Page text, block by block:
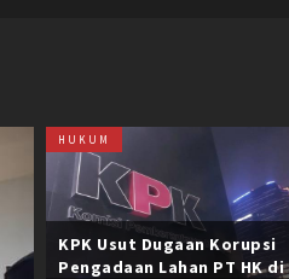
HUKUM
KPK Usut Dugaan Korupsi
Pengadaan Lahan PT HK